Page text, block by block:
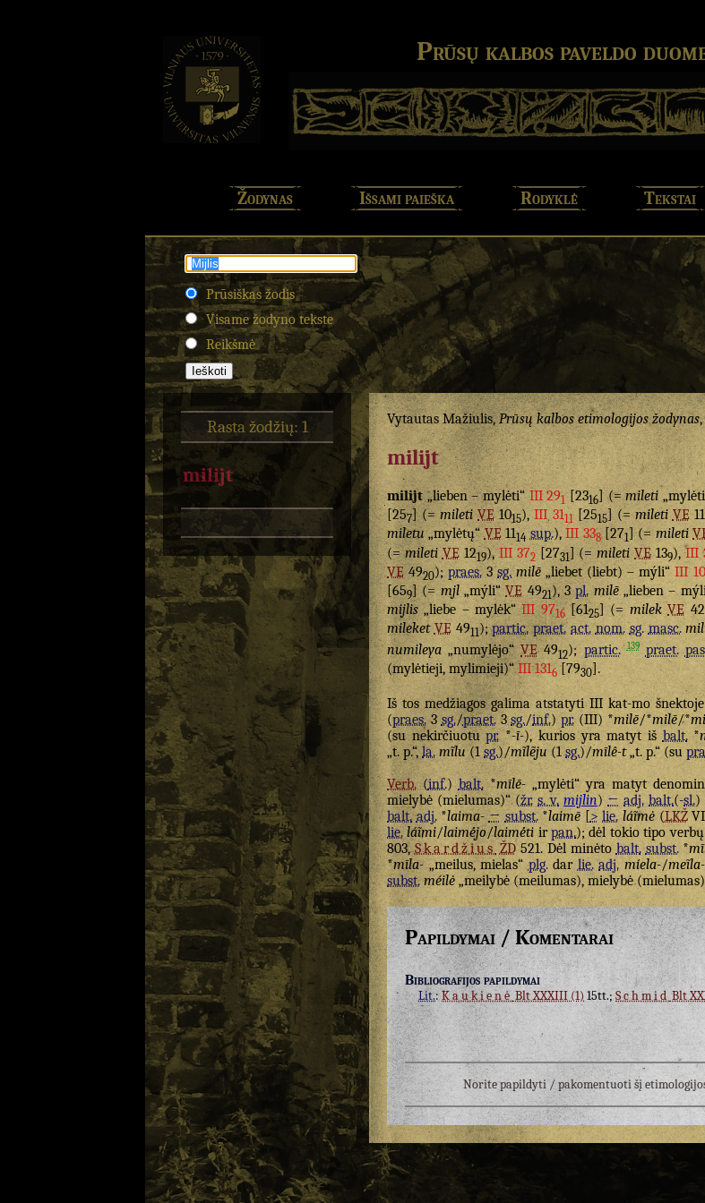
Prūsų kalbos paveldo
Žodynas Išsami paieška Rodyklė Tekstai
Prūsiškas žodis
Visame žodyno tekste
Reikšmė
Rasta žodžių: 1
milijt
Vytautas Mažiulis,Prūsų kalbos etimologijos žodynas
milijt
milijt„lieben – mylėti“III 291[2316] (=mileti
[257] (=mileti VE1015),III 3111[2515] (=mileti VE11
miletu„mylėtų“VE1114 sup.),III 338[271] (=mileti
(=mileti VE1219),III 372[2731] (=mileti VE139),III
VE4920);praes.3sg. milē„liebet (liebt) – mýli“III
[659] (=mjl„mýli“VE4921), 3pl. milē„lieben –
mijlis„liebe – mylėk“III 9716[6125] (=milek VE 42
mileket VE4911);partic. praet. act. nom. sg. masc.
numileya„numylėjo“VE4912);partic. 139 praet.
(mylėtieji, mylimieji)“III 1316[7930].
Iš tos medžiagos galima atstatyti III kat-mo
(praes.3sg./praet.3sg./inf.)pr.(III) *milē/*milē/*
(su nekirčiuotupr.*-ī-), kurios yra matyt išbalt.*
„t. p.“,la. mĩlu(1sg.)/mĩlẽju(1sg.)/mīlê-t„t. p.“ (su
Verb.(inf.)balt.*mīlē-„mylėti“ yra matyt
mielybė (mielumas)“ (žr. s. v. mijlin)← adj. balt.(-sl.)
balt. adj.*laima- → subst.*laimē [> lie. láĩmė(LKŽ
lie. láĩmi/laimė́jo/laimė́tiirpan.); dėl tokio tipo
803,SkardžiusŽD521. Dėl minėtobalt. subst.*
*mīla-„meilus, mielas“plg.darlie. adj. míela-/meĩla-
subst. méilė„meilybė (meilumas), mielybė
Papildymai / Komentarai
Bibliografijos papildymai
Lit.:Kaukienė Blt XXXIII (1) 15tt.;Schmid Blt
Norite papildyti / pakomentuoti šį